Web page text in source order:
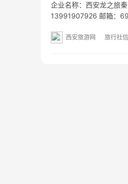
企业名称：西安龙之旅
13991907926 邮箱：
西安旅游网 旅行社